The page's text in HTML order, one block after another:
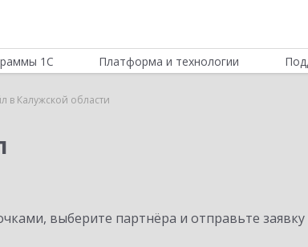
1С Платформа и технологии
в Калужской области
выберите партнёра и отправьте